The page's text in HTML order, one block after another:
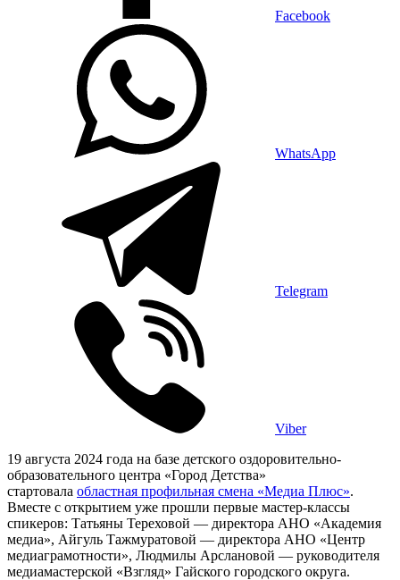
Facebook
WhatsApp
Telegram
Viber
19 августа 2024 года на базе детского оздоровительно-
образовательного центра «Город Детства»
стартовала областная профильная смена «Медиа Плюс».
Вместе с открытием уже прошли первые мастер-классы
спикеров: Татьяны Тереховой — директора АНО «Академия
медиа», Айгуль Тажмуратовой — директора АНО «Центр
медиаграмотности», Людмилы Арслановой — руководителя
медиамастерской «Взгляд» Гайского городского округа.